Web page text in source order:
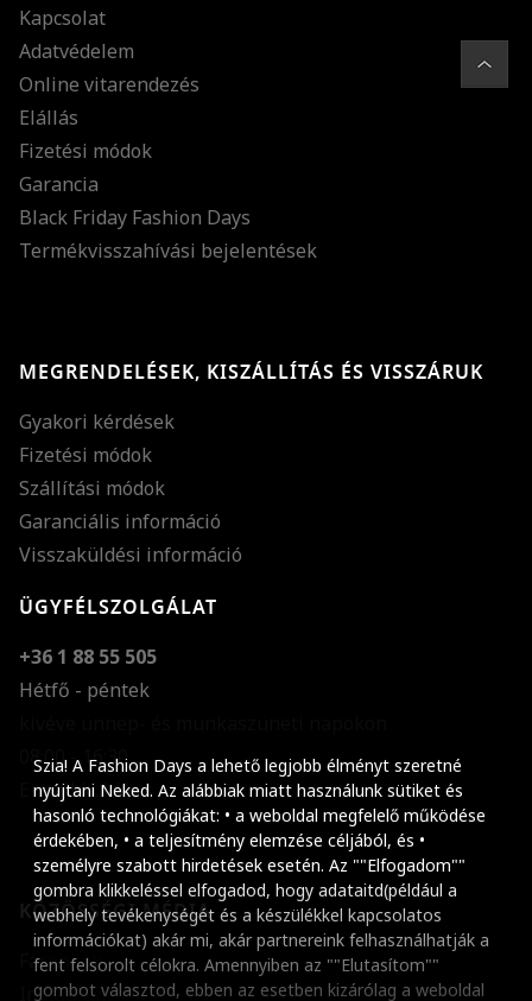
Szia! A Fashion Days a lehető legjobb élményt szeretné
nyújtani Neked. Az alábbiak miatt használunk sütiket és
hasonló technológiákat: • a weboldal megfelelő működése
érdekében, • a teljesítmény elemzése céljából, és •
személyre szabott hirdetések esetén. Az ""Elfogadom""
gombra klikkeléssel elfogadod, hogy adataitd(például a
webhely tevékenységét és a készülékkel kapcsolatos
információkat) akár mi, akár partnereink felhasználhatják a
fent felsorolt célokra. Amennyiben az ""Elutasítom""
gombot választod, ebben az esetben kizárólag a weboldal
Kapcsolat
Adatvédelem
Online vitarendezés
Elállás
Fizetési módok
Garancia
Black Friday Fashion Days
Termékvisszahívási bejelentések
MEGRENDELÉSEK, KISZÁLLÍTÁS ÉS VISSZÁRUK
Gyakori kérdések
Fizetési módok
Szállítási módok
Garanciális információ
Visszaküldési információ
ÜGYFÉLSZOLGÁLAT
+36 1 88 55 505
Hétfő - péntek
08:00 - 16:30
E-mail küldése
KÖZÖSSÉGI MÉDIA
Facebook
Instagram
Szöveg méretének
Szóköz növelése
Szóköz csökkentése
Sortávolság
Sortávolság